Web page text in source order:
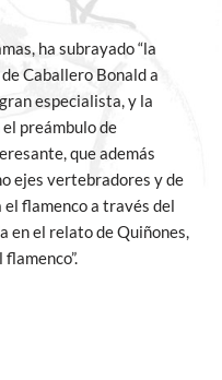
ha subrayado “la
Caballero Bonald a
especialista, y la
preámbulo de
que además
ejes vertebradores y de
el flamenco a través del
en el relato de Quiñones,